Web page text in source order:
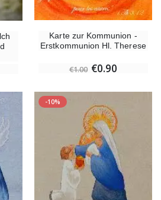
Karte zur Kommunion -
Erstkommunion Hl. Therese
€1.00 €0.90
-10%